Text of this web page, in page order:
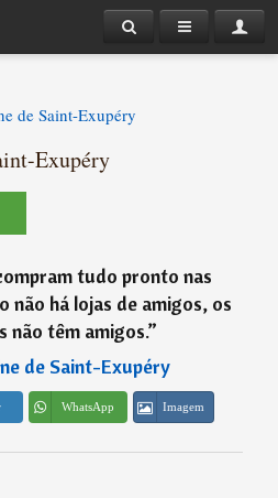
de Saint-Exupéry
Exupéry
tudo pronto nas
não há lojas de amigos, os
não têm amigos.”
de Saint-Exupéry
WhatsApp Imagem